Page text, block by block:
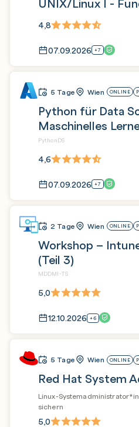
4,8
07.09.2026 +7
5 Tage Wien ONLINE
Python für Data
Maschinelles
PythonDS
4,6
07.09.2026 +7
2 Tage Wien ONLINE
Workshop –
(Teil 3)
MDDMI-TS
5,0
12.10.2026 +6
5 Tage Wien ONLINE
Red Hat System
Linux-
sichern
5,0